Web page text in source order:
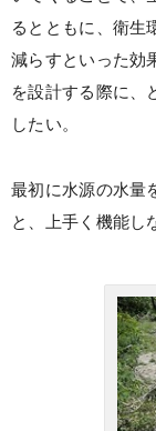
るとともに、衛生
減らすといった効
を設計する際に、
したい。
最初に水源の水量
と、上手く機能し